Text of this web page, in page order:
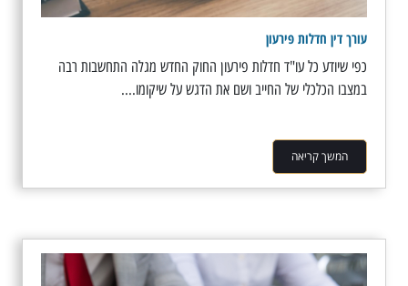
עורך דין חדלות פירעון
כפי שיודע כל עו"ד חדלות פירעון החוק החדש מגלה התחשבות רבה
במצבו הכלכלי של החייב ושם את הדגש על שיקומו....
המשך קריאה